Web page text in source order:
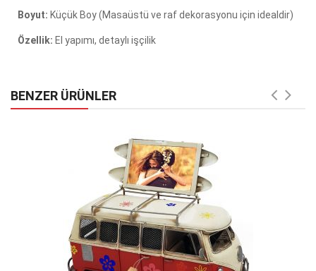
Boyut: Küçük Boy (Masaüstü ve raf dekorasyonu için idealdir)
Özellik: El yapımı, detaylı işçilik
BENZER ÜRÜNLER